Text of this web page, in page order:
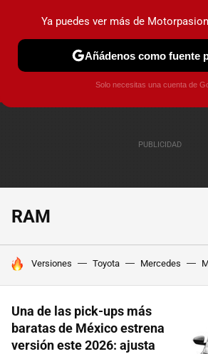
PRUEBAS INDUSTRIA HOY NO
RAM
HOY SE HABLA DE
Versiones Toyota Mercedes
Una de las pick-ups más
baratas de México estrena
versión este 2026: ajusta
Ya puedes ver más de
Añádenos como fuente
Solo necesitas una cuenta de